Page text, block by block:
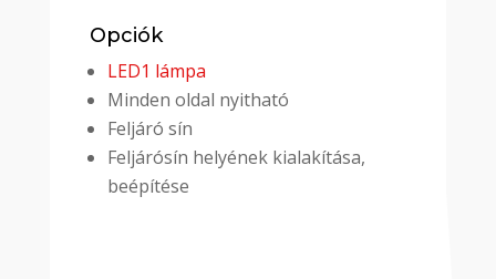
Opciók
LED1 lámpa
Minden oldal nyitható
Feljáró sín
Feljárósín helyének kialakítása,
beépítése